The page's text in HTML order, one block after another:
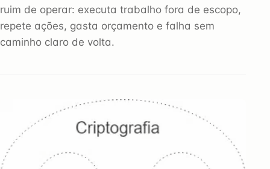
ruim de operar: executa trabalho fora de escopo,
repete ações, gasta orçamento e falha sem
caminho claro de volta.